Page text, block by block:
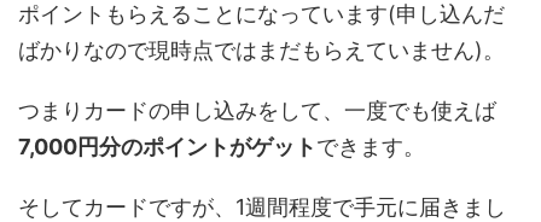
ポイントもらえることになっています(申し込んだ
ばかりなので現時点ではまだもらえていません)。
つまりカードの申し込みをして、一度でも使えば
7,000円分のポイントがゲットできます。
そしてカードですが、1週間程度で手元に届きまし